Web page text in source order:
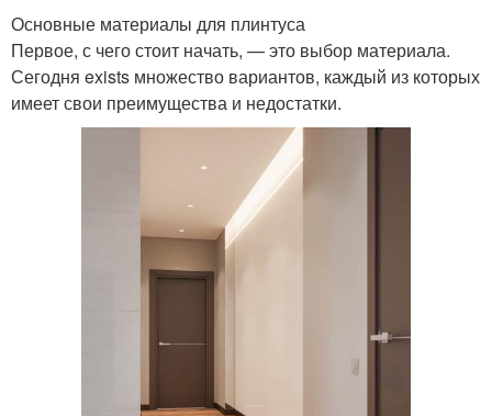
Основные материалы для плинтуса
Первое, с чего стоит начать, — это выбор материала.
Сегодня exists множество вариантов, каждый из которых
имеет свои преимущества и недостатки.